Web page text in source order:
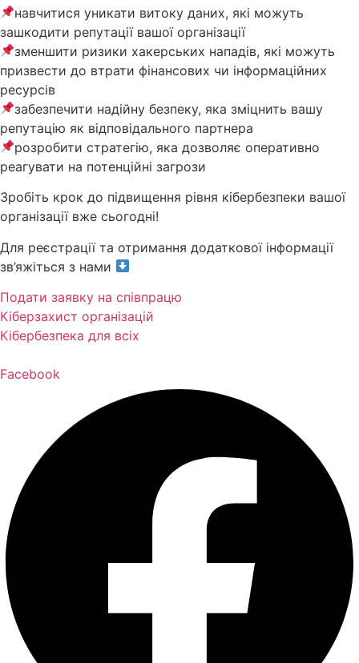
навчитися уникати витоку даних, які можуть
зашкодити репутації вашої організації
зменшити ризики хакерських нападів, які можуть
призвести до втрати фінансових чи інформаційних
ресурсів
забезпечити надійну безпеку, яка зміцнить вашу
репутацію як відповідального партнера
розробити стратегію, яка дозволяє оперативно
реагувати на потенційні загрози
Зробіть крок до підвищення рівня кібербезпеки вашої
організації вже сьогодні!
Для реєстрації та отримання додаткової інформації
зв’яжіться з нами
Подати заявку на співпрацю
Кіберзахист організацій
Кібербезпека для всіх
Facebook